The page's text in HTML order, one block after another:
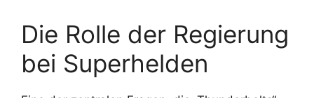
Die Rolle der Regierung
bei Superhelden